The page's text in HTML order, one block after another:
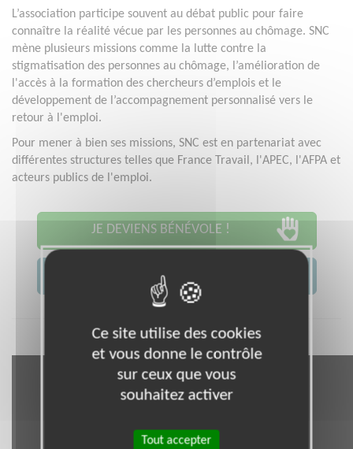
L’association participe souvent au débat public pour faire
connaître la réalité vécue par les personnes au chômage. SNC
mène plusieurs missions comme la lutte contre la
stigmatisation des personnes au chômage, l’amélioration de
l'accès à la formation des chercheurs d’emplois et le
développement de l’accompagnement personnalisé vers le
retour à l'emploi.
Pour mener à bien ses missions, SNC est en partenariat avec
différentes structures telles que France Travail, l'APEC, l'AFPA et
acteurs publics de l'emploi.
JE DEVIENS BÉNÉVOLE !
JE CONTACTE L'ASSOCIATION
Ce site utilise des cookies
et vous donne le contrôle
sur ceux que vous
souhaitez activer
Tout accepter